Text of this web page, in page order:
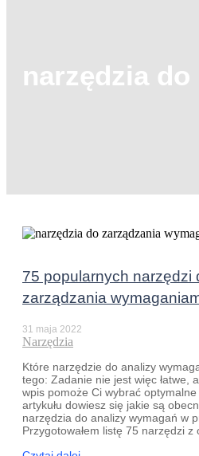
narzędzia do
75 popularnych narzędzi
zarządzania
31 maja 2022
Narzędzia
Które narzędzie do analizy
tego: Zadanie nie jest więc łatwe,
wpis pomoże Ci wybrać
artykułu dowiesz się jakie są
narzędzia do analizy wymagań w
Przygotowałem listę 75 narzędzi z